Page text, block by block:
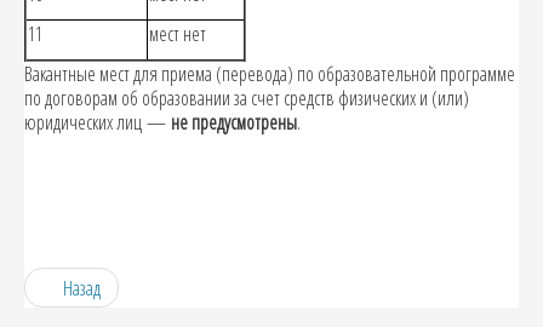
11
мест нет
Вакантные мест для приема (перевода) по образовательной программе
по договорам об образовании за счет средств физических и (или)
юридических лиц — не предусмотрены.
Назад